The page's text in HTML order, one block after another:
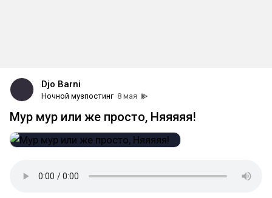
Djo Barni
Ночной музпостинг 8 мая
Мур мур или же просто, Няяяяя!